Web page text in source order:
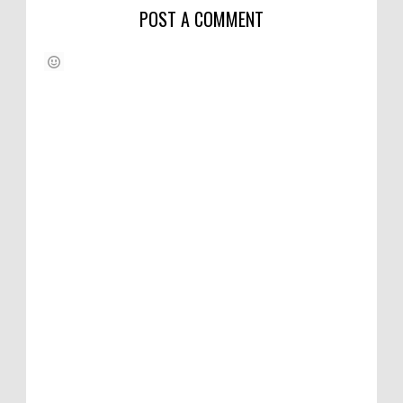
POST A COMMENT